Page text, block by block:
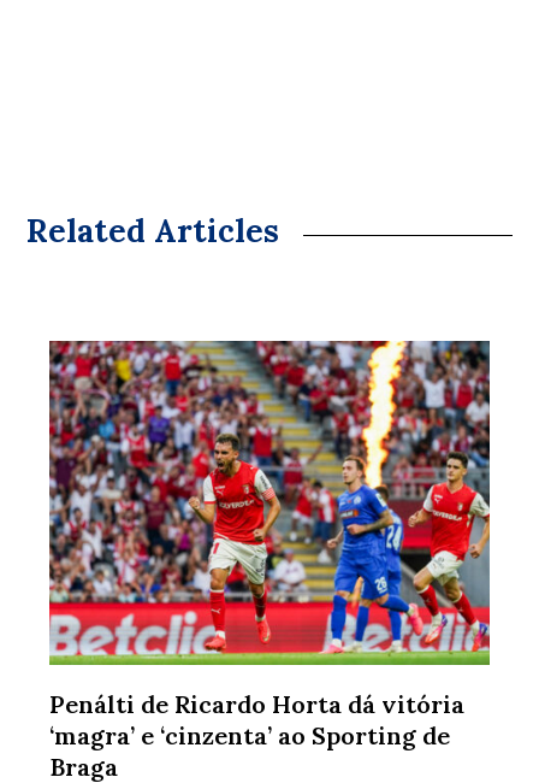
Related Articles
Penálti de Ricardo Horta dá vitória
‘magra’ e ‘cinzenta’ ao Sporting de
Braga